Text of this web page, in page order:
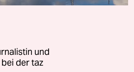
und
der taz